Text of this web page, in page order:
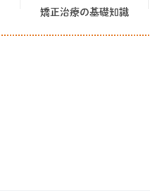
矯正治療の基礎知識